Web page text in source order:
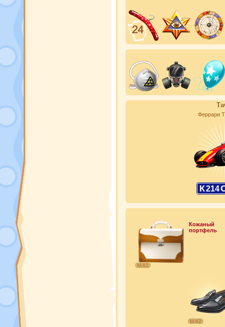
Феррари
К214
М-61
Кожаный
портфель
М-62